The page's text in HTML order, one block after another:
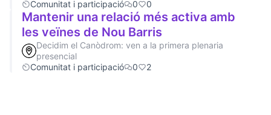
Comunitat i participació
0 0
Mantenir una relació més activa amb
les veïnes de Nou Barris
Decidim el Canòdrom: ven a la primera plenaria
presencial
Comunitat i participació
0 2